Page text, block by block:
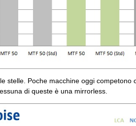
stelle. Poche macchine oggi competono
di queste è una mirrorless.